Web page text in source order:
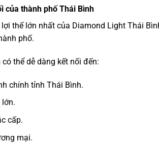
của thành phố Thái Bình
thế lớn nhất của Diamond Light Thái
phố.
thể dễ dàng kết nối đến:
chính tỉnh Thái Bình.
lớn.
cấp.
mại.